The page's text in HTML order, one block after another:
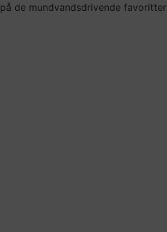
på de mundvandsdrivende favoritter